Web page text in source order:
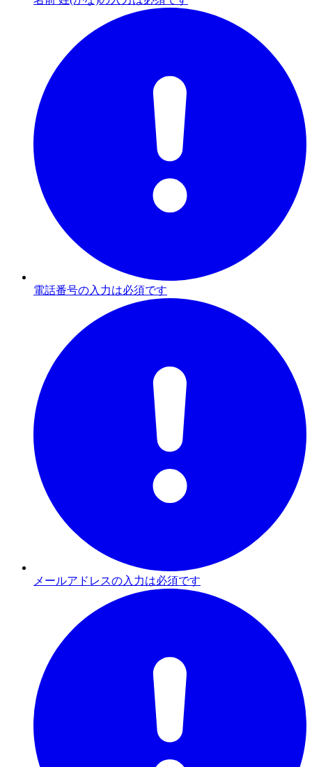
電話番号の入力は必須です
メールアドレスの入力は必須です